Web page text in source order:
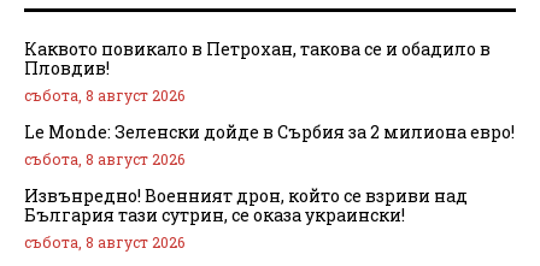
Каквото повикало в Петрохан, такова се и обадило в
Пловдив!
събота, 8 август 2026
Le Monde: Зеленски дойде в Сърбия за 2 милиона евро!
събота, 8 август 2026
Извънредно! Военният дрон, който се взриви над
България тази сутрин, се оказа украински!
събота, 8 август 2026